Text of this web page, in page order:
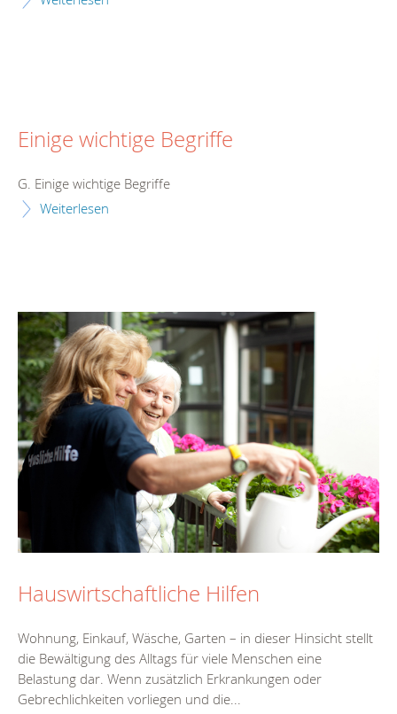
Einige wichtige Begriffe
G. Einige wichtige Begriffe
Weiterlesen
Hauswirtschaftliche Hilfen
Wohnung, Einkauf, Wäsche, Garten – in dieser Hinsicht stellt
die Bewältigung des Alltags für viele Menschen eine
Belastung dar. Wenn zusätzlich Erkrankungen oder
Gebrechlichkeiten vorliegen und die...